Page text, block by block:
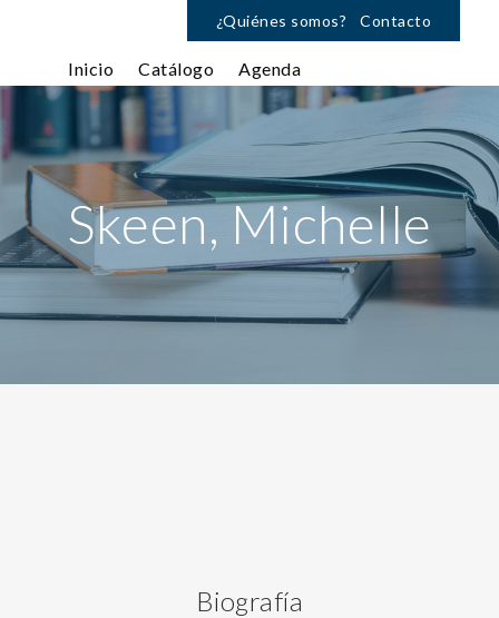
¿Quiénes somos? Contacto
Inicio Catálogo Agenda
Skeen, Michelle
Biografía